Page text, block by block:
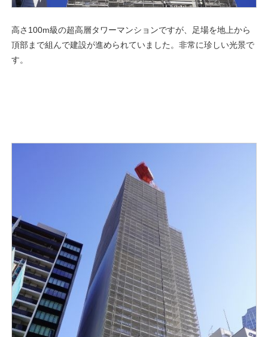
高さ100m級の超高層タワーマンションですが、足場を地上から
頂部まで組んで建設が進められていました。非常に珍しい光景で
す。